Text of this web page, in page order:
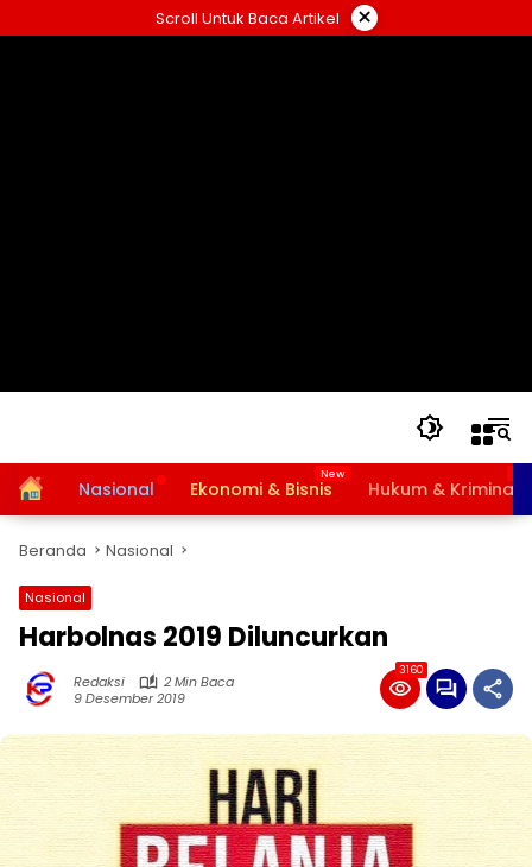
ke
Scroll Untuk Baca Artikel ×
HomeNasional Ekonomi & Bisnis Hukum & Kriminal
Beranda Nasional
Nasional
Harbolnas 2019 Diluncurkan
Redaksi
2 Min Baca
9 Desember 2019
3160